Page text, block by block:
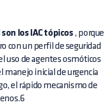
los IAC tópicos, porque
con un perfil de seguridad
uso de agentes osmóticos
inicial de urgencia
el rápido mecanismo de